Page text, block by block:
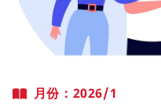
月份：2026/1